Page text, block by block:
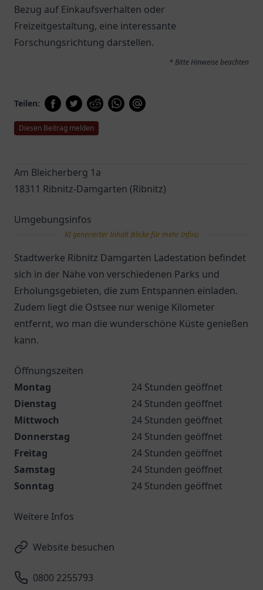
Bezug auf Einkaufsverhalten oder
Freizeitgestaltung, eine interessante
Forschungsrichtung darstellen.
* Bitte Hinweise beachten
Teilen:
Diesen Beitrag melden
Am Bleicherberg 1a
18311 Ribnitz-Damgarten (Ribnitz)
Umgebungsinfos
KI generierter Inhalt (klicke für mehr Infos)
Stadtwerke Ribnitz Damgarten Ladestation befindet
sich in der Nähe von verschiedenen Parks und
Erholungsgebieten, die zum Entspannen einladen.
Zudem liegt die Ostsee nur wenige Kilometer
entfernt, wo man die wunderschöne Küste genießen
kann.
Öffnungszeiten
Montag
24 Stunden geöffnet
Dienstag
24 Stunden geöffnet
Mittwoch
24 Stunden geöffnet
Donnerstag
24 Stunden geöffnet
Freitag
24 Stunden geöffnet
Samstag
24 Stunden geöffnet
Sonntag
24 Stunden geöffnet
Weitere Infos
Website besuchen
0800 2255793